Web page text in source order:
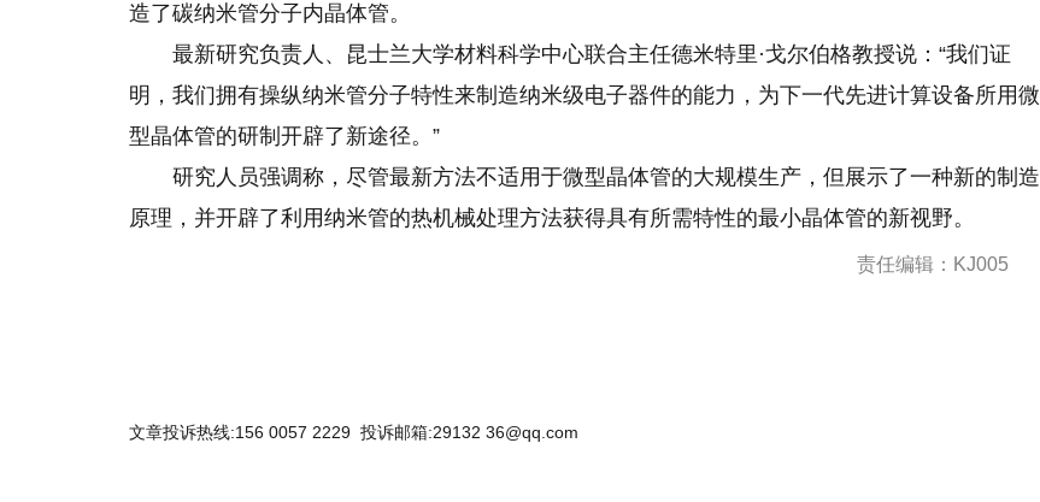
造了碳纳米管分子内晶体管。
最新研究负责人、昆士兰大学材料科学中心联合主任德米特里·戈尔伯格教授说：“我们证
明，我们拥有操纵纳米管分子特性来制造纳米级电子器件的能力，为下一代先进计算设备所用微
型晶体管的研制开辟了新途径。”
研究人员强调称，尽管最新方法不适用于微型晶体管的大规模生产，但展示了一种新的制造
原理，并开辟了利用纳米管的热机械处理方法获得具有所需特性的最小晶体管的新视野。
责任编辑：KJ005
文章投诉热线:156 0057 2229 投诉邮箱:29132 36@qq.com